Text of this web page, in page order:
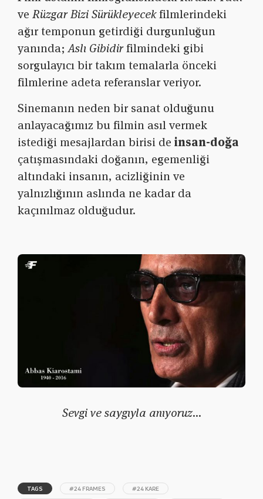
ve Rüzgar Bizi Sürükleyecekfilmlerindeki
ağır temponun getirdiği durgunluğun
yanında;Aslı Gibidirfilmindeki gibi
sorgulayıcı bir takım temalarla önceki
filmlerine adeta referanslar veriyor.
Sinemanın neden bir sanat olduğunu
anlayacağımız bu filmin asıl vermek
istediği mesajlardan birisi de insan-doğa
çatışmasındaki doğanın, egemenliği
altındaki insanın, acizliğinin ve
yalnızlığının aslında ne kadar da
kaçınılmaz olduğudur.
Sevgi ve saygıyla anıyoruz…
TAGS #24 FRAMES
#24 KARE